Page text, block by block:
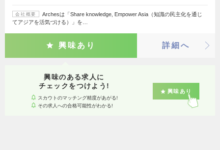
会社概要
Archesは「Share knowledge, Empower Asia（知識の民主化を通じ
てアジアを活気づける）」を…
興味あり 詳細へ
興味のある求人に
チェックをつけよう!
スカウトのマッチング精度があがる!
その求人への合格可能性がわかる!
興味あり